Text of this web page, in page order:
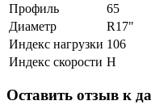
Профиль
65
Диаметр
R17"
Индекс нагрузки 106
Индекс скорости H
Оставить отзыв к